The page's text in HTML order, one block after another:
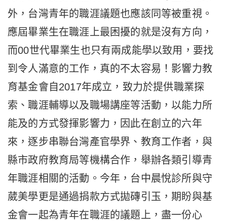
外，台灣青年的職涯議題也應該同等被重視。
應屆畢業生在職涯上最困擾的就是沒有方向，
而00世代畢業生也只有兩成能學以致用，要找
到令人滿意的工作，真的不太容易！影響力教
育基金會自2017年成立，致力於提供職業探
索、職涯輔導以及職場講座等活動，以能力所
能及的方式發揮影響力，因此在創立的六年
來，逐步串聯台灣產官學界、教育工作者，與
縣市政府教育局等機構合作，舉辦各類引導青
年職涯相關的活動。今年，台中晨悅診所與守
葳美學更是通過捐款方式拋磚引玉，期盼與基
金會一起為青年在職涯的議題上，盡一份心